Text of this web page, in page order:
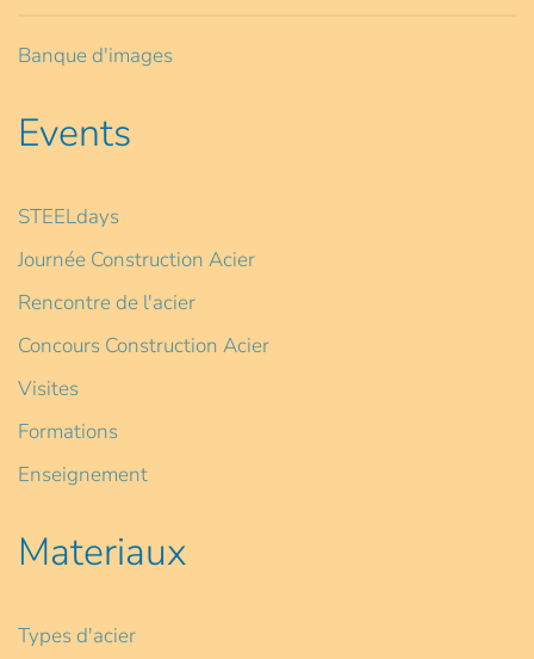
Banque d'images
Events
STEELdays
Journée Construction Acier
Rencontre de l'acier
Concours Construction Acier
Visites
Formations
Enseignement
Materiaux
Types d'acier